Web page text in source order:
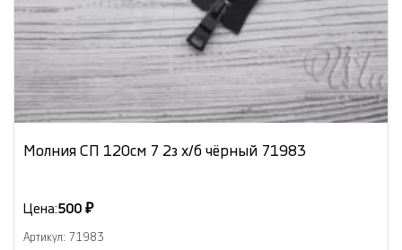
Молния СП 120см 7 2з х/б чёрный 71983
Цена:500 ₽
Артикул: 71983